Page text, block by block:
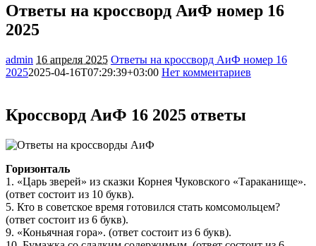
Ответы на кроссворд АиФ номер 16
2025
admin 16 апреля 2025 Ответы на кроссворд АиФ номер 16
20252025-04-16T07:29:39+03:00 Нет комментариев
Кроссворд АиФ 16 2025 ответы
Горизонталь
1. «Царь зверей» из сказки Корнея Чуковского «Тараканище».
(ответ состоит из 10 букв).
5. Кто в советское время готовился стать комсомольцем?
(ответ состоит из 6 букв).
9. «Коньячная гора». (ответ состоит из 6 букв).